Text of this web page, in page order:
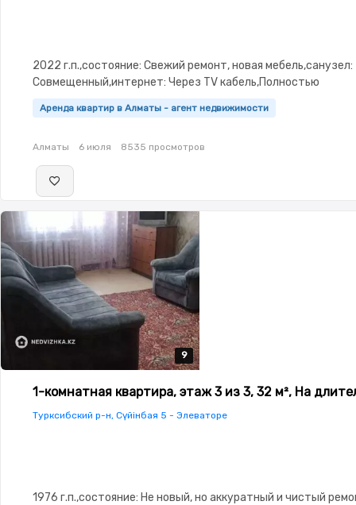
2022 г.п.,состояние: Свежий ремонт, новая мебель,санузел:
Совмещенный,интернет: Через TV кабель,Полностью
меблирована,Полностью меблирована,паркинг: Рядом
стоянка,Охрана,Домофон,Кодовый
сантехника,Тихий двор,Кондиционер
Аренда квартир в Алматы - агент недвижимости
Алматы 6 июля 8535 просмотров
9
9
9
9
9
1-комнатная квартира, этаж 3 из 3, 32 м², На
Турксибский р-н, Сүйінбая 5 - Элеваторе
1976 г.п.,состояние: Не новый, но аккуратный и чистый